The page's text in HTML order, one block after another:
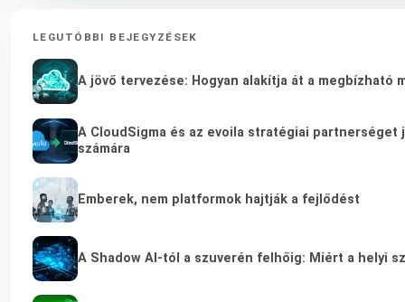
LEGUTÓBBI BEJEGYZÉSEK
A jövő tervezése: Hogyan alakítja át a
A CloudSigma és az evoila stratégiai
számára
Emberek, nem platformok hajtják a fejlődést
A Shadow AI-tól a szuverén felhőig: Miért a helyi